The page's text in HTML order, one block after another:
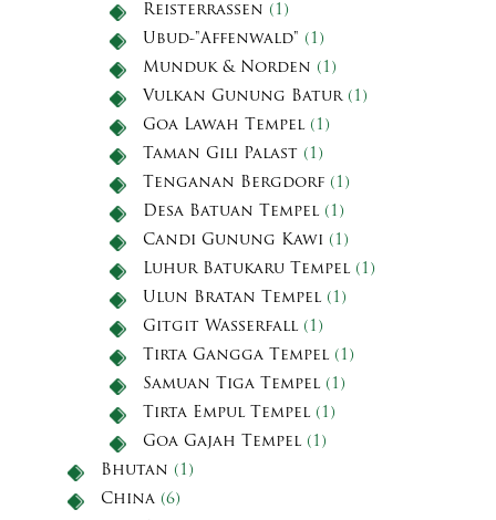
Reisterrassen (1)
Ubud-"Affenwald" (1)
Munduk & Norden (1)
Vulkan Gunung Batur(1)
Goa Lawah Tempel (1)
Taman Gili Palast (1)
Tenganan Bergdorf (1)
Desa Batuan Tempel (1)
Candi Gunung Kawi (1)
Luhur Batukaru Tempel (1)
Ulun Bratan Tempel (1)
Gitgit Wasserfall (1)
Tirta Gangga Tempel (1)
Samuan Tiga Tempel (1)
Tirta Empul Tempel (1)
Goa Gajah Tempel (1)
Bhutan (1)
China (6)